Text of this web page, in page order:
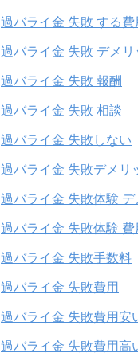
過バライ金 失敗 する費
過バライ金 失敗 デメリ
過バライ金 失敗 報酬
過バライ金 失敗 相談
過バライ金 失敗しない
過バライ金 失敗デメ
過バライ金 失敗体験 デ
過バライ金 失敗体験 費
過バライ金 失敗手数料
過バライ金 失敗費用
過バライ金 失敗費用安
過バライ金 失敗費用高